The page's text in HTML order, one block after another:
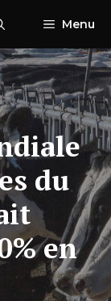
Menu
du
en